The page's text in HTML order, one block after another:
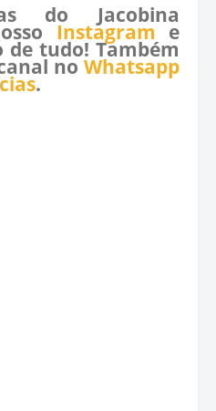
do Jacobina
Instagram e
tudo! Também
no Whatsapp
.